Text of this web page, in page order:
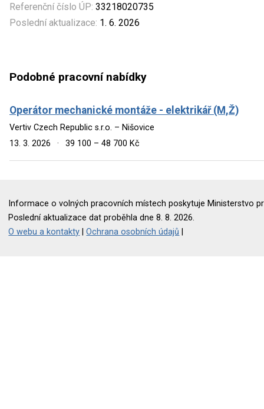
Referenční číslo ÚP: 33218020735
Poslední aktualizace: 1. 6. 2026
Podobné pracovní nabídky
Operátor mechanické montáže - elektrikář (M,Ž)
Vertiv Czech Republic s.r.o. – Nišovice
13. 3. 2026
· 39 100 – 48 700 Kč
Informace o volných pracovních místech poskytuje Ministerstvo
Poslední aktualizace dat proběhla dne 8. 8. 2026.
O webu a kontakty |Ochrana osobních údajů